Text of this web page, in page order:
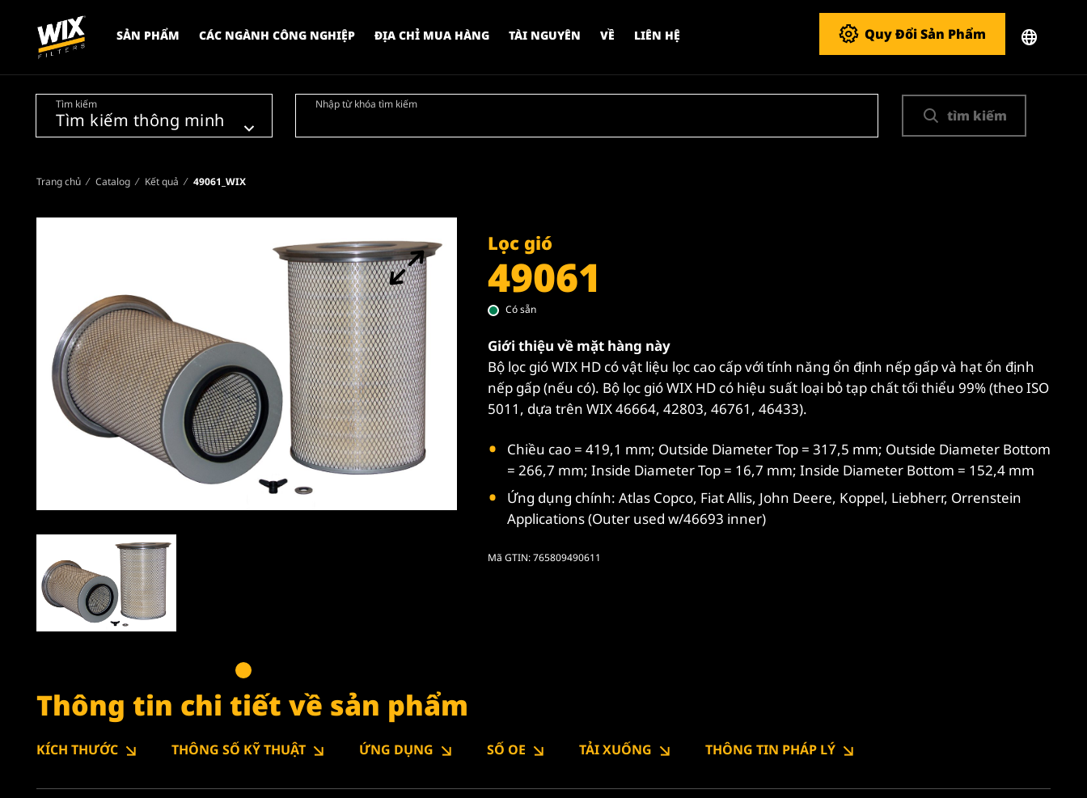
SẢN PHẨM CÁC NGÀNH CÔNG NGHIỆP ĐỊA CHỈ MUA HÀNG TÀI NGUYÊN VỀ LIÊN HỆ Quy Đổi Sản Phẩm
Tìm kiếm Nhập từ khóa tìm kiếm
tìm kiếm
Trang chủ Catalog Kết quả 49061_WIX
Lọc gió
49061
Có sẵn
Giới thiệu về mặt hàng này
Bộ lọc gió WIX HD có vật liệu lọc cao cấp với tính năng ổn định nếp gấp và hạt ổn định
nếp gấp (nếu có). Bộ lọc gió WIX HD có hiệu suất loại bỏ tạp chất tối thiểu 99% (theo ISO
5011, dựa trên WIX 46664, 42803, 46761, 46433).
Chiều cao = 419,1 mm; Outside Diameter Top = 317,5 mm; Outside Diameter Bottom
= 266,7 mm; Inside Diameter Top = 16,7 mm; Inside Diameter Bottom = 152,4 mm
Ứng dụng chính: Atlas Copco, Fiat Allis, John Deere, Koppel, Liebherr, Orrenstein
Applications (Outer used w/46693 inner)
Mã GTIN: 765809490611
Thông tin chi tiết về sản phẩm
KÍCH THƯỚC THÔNG SỐ KỸ THUẬT ỨNG DỤNG SỐ OE TẢI XUỐNG THÔNG TIN PHÁP LÝ